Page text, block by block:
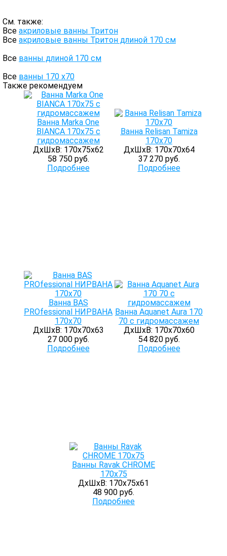
См. также:
Все акриловые ванны Тритон
Все акриловые ванны Тритон длиной 170 см
Все ванны длиной 170 см
Все ванны 170 х70
Также рекомендуем
Ванна Marka One
BIANCA 170x75 с
гидромассажем
ДхШхВ: 170х75х62
58 750 руб.
Подробнее
Ванна Relisan Tamiza
170x70
ДхШхВ: 170х70х64
37 270 руб.
Подробнее
Ванна BAS
PROfessional НИРВАНА
170х70
ДхШхВ: 170х70х63
27 000 руб.
Подробнее
Ванна Aquanet Aura 170
70 с гидромассажем
ДхШхВ: 170х70х60
54 820 руб.
Подробнее
Ванны Ravak CHROME
170х75
ДхШхВ: 170х75х61
48 900 руб.
Подробнее